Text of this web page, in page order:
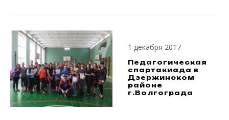
1 декабря 2017
Педагогическая
спартакиада в
Дзержинском
районе
г.Волгограда